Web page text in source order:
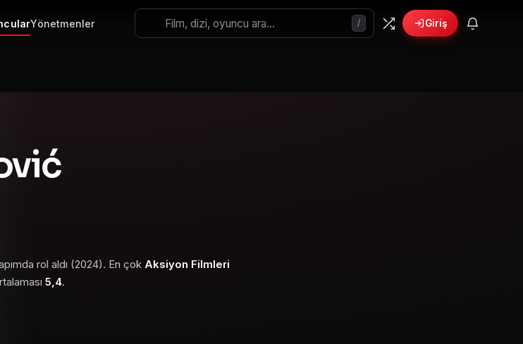
Yönetmenler / Giriş
rol aldı (2024). En çok Aksiyon Filmleri
5,4.